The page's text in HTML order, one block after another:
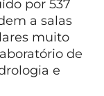
por 537
a salas
muito
de
e